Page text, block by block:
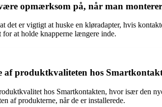
opmærksom på, når man
det er vigtigt at huske en kløradapter, hvis
for at holde knapperne længere inde.
af produktkvaliteten hos
hos Smartkontakten, hvor især den
af produkterne, når de er installerede.